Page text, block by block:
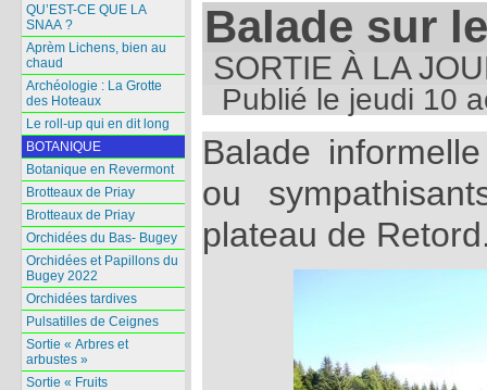
Balade sur
SORTIE À LA
Publié le jeudi 10
Balade
ou
plateau de
QU’EST-CE QUE LA
SNAA ?
Aprèm Lichens, bien au
chaud
Archéologie : La Grotte
des Hoteaux
Le roll-up qui en dit long
BOTANIQUE
Botanique en Revermont
Brotteaux de Priay
Brotteaux de Priay
Orchidées du Bas- Bugey
Orchidées et Papillons du
Bugey 2022
Orchidées tardives
Pulsatilles de Ceignes
Sortie « Arbres et
arbustes »
Sortie « Fruits